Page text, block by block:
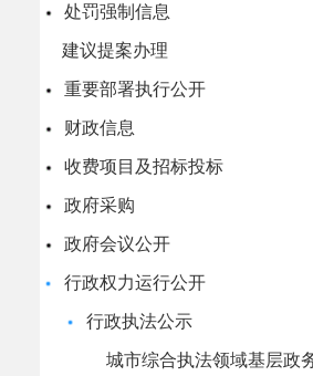
处罚强制信息
建议提案办理
重要部署执行公开
财政信息
收费项目及招标投标
政府采购
政府会议公开
行政权力运行公开
行政执法公示
城市综合执法领域基层政